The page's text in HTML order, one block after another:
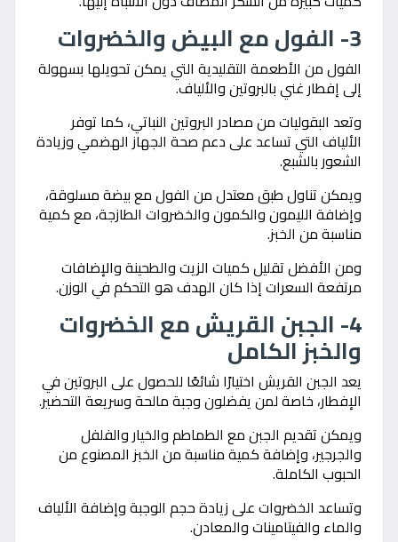
3- الفول مع البيض والخضروات
الفول من الأطعمة التقليدية التي يمكن تحويلها بسهولة
إلى إفطار غني بالبروتين والألياف.
وتعد البقوليات من مصادر البروتين النباتي، كما توفر
الألياف التي تساعد على دعم صحة الجهاز الهضمي وزيادة
الشعور بالشبع.
ويمكن تناول طبق معتدل من الفول مع بيضة مسلوقة،
وإضافة الليمون والكمون والخضروات الطازجة، مع كمية
مناسبة من الخبز.
ومن الأفضل تقليل كميات الزيت والطحينة والإضافات
مرتفعة السعرات إذا كان الهدف هو التحكم في الوزن.
4- الجبن القريش مع الخضروات
والخبز الكامل
يعد الجبن القريش اختيارًا شائعًا للحصول على البروتين في
الإفطار، خاصة لمن يفضلون وجبة مالحة وسريعة التحضير.
ويمكن تقديم الجبن مع الطماطم والخيار والفلفل
والجرجير، وإضافة كمية مناسبة من الخبز المصنوع من
الحبوب الكاملة.
وتساعد الخضروات على زيادة حجم الوجبة وإضافة الألياف
والماء والفيتامينات والمعادن.